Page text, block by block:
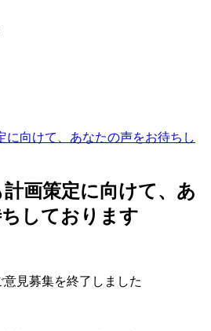
に向けて、あなたの声をお待ちし
画策定に向けて、あ
しております
見募集を終了しました